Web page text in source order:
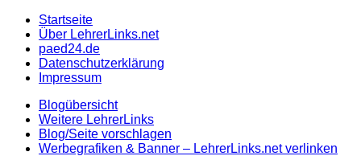
Startseite
Über LehrerLinks.net
paed24.de
Datenschutzerklärung
Impressum
Blogübersicht
Weitere LehrerLinks
Blog/Seite vorschlagen
Werbegrafiken & Banner – LehrerLinks.net verlinken